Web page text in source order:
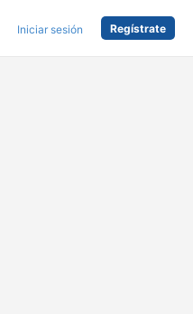
Iniciar sesión Regístrate